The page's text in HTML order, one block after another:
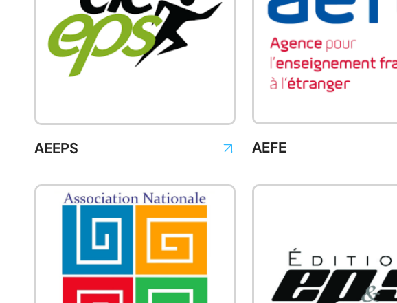
AEEPS AEFE